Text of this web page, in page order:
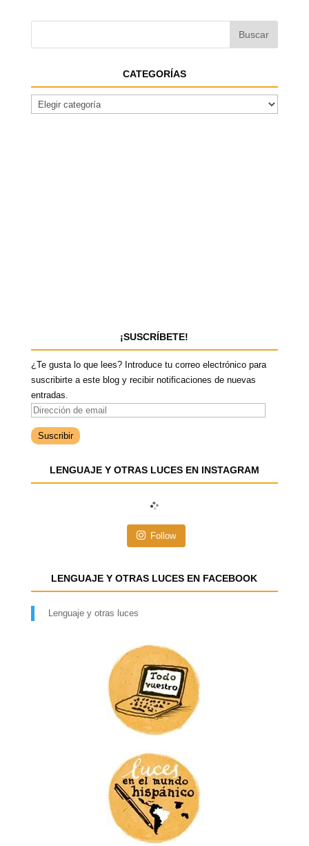
CATEGORÍAS
¡SUSCRÍBETE!
¿Te gusta lo que lees? Introduce tu correo electrónico para
suscribirte a este blog y recibir notificaciones de nuevas
entradas.
D
r
c
m
a
i
LENGUAJE Y OTRAS LUCES EN INSTAGRAM
Follow
LENGUAJE Y OTRAS LUCES EN FACEBOOK
Lenguaje y otras luces